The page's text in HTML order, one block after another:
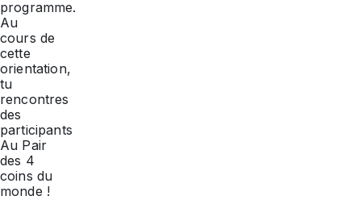
programme.
Au
cours de
cette
orientation,
tu
rencontres
des
participants
Au Pair
des 4
coins du
monde !